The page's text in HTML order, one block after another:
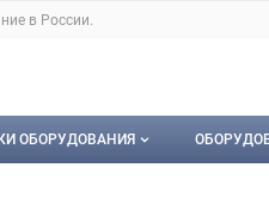
сайту eqinfo.ru
в России.
сайта eqinfo.ru
ОБОРУДОВАНИЯ